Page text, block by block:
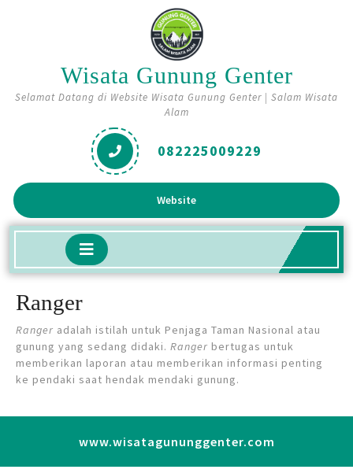
Wisata Gunung Genter
Selamat Datang di Website Wisata Gunung Genter | Salam Wisata
Alam
082225009229
WebsiteGet
A
Quote
Open
Button
Ranger
Ranger adalah istilah untuk Penjaga Taman Nasional atau
gunung yang sedang didaki. Ranger bertugas untuk
memberikan laporan atau memberikan informasi penting
ke pendaki saat hendak mendaki gunung.
www.wisatagununggenter.com